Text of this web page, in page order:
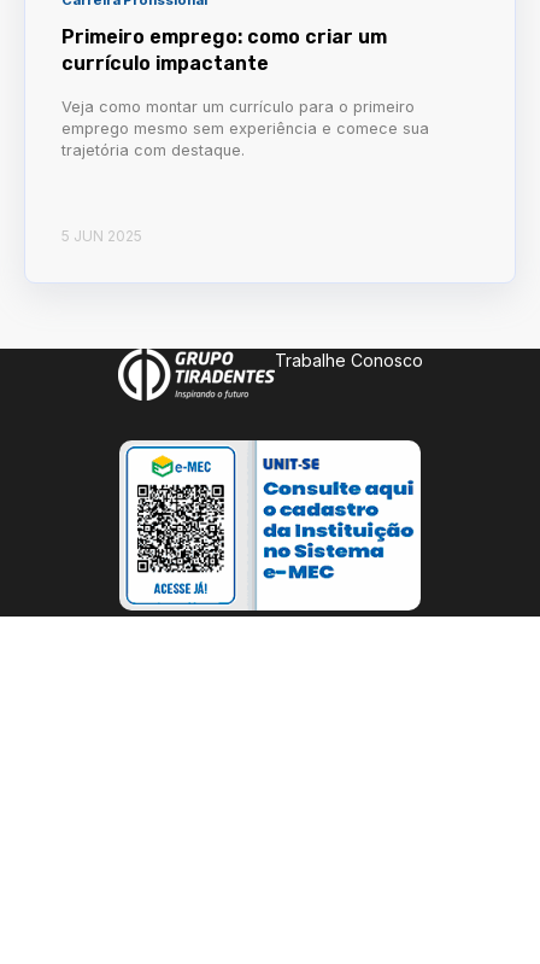
Primeiro emprego: como criar um
currículo impactante
Veja como montar um currículo para o primeiro
emprego mesmo sem experiência e comece sua
trajetória com destaque.
5 JUN 2025
Trabalhe Conosco